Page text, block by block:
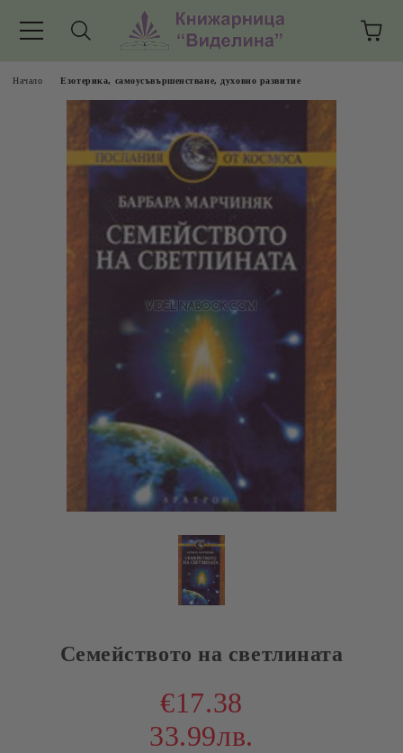
Начало Езотерика, самоусъвършенстване, духовно развитие
Семейството на светлината
€17.38
33.99лв.